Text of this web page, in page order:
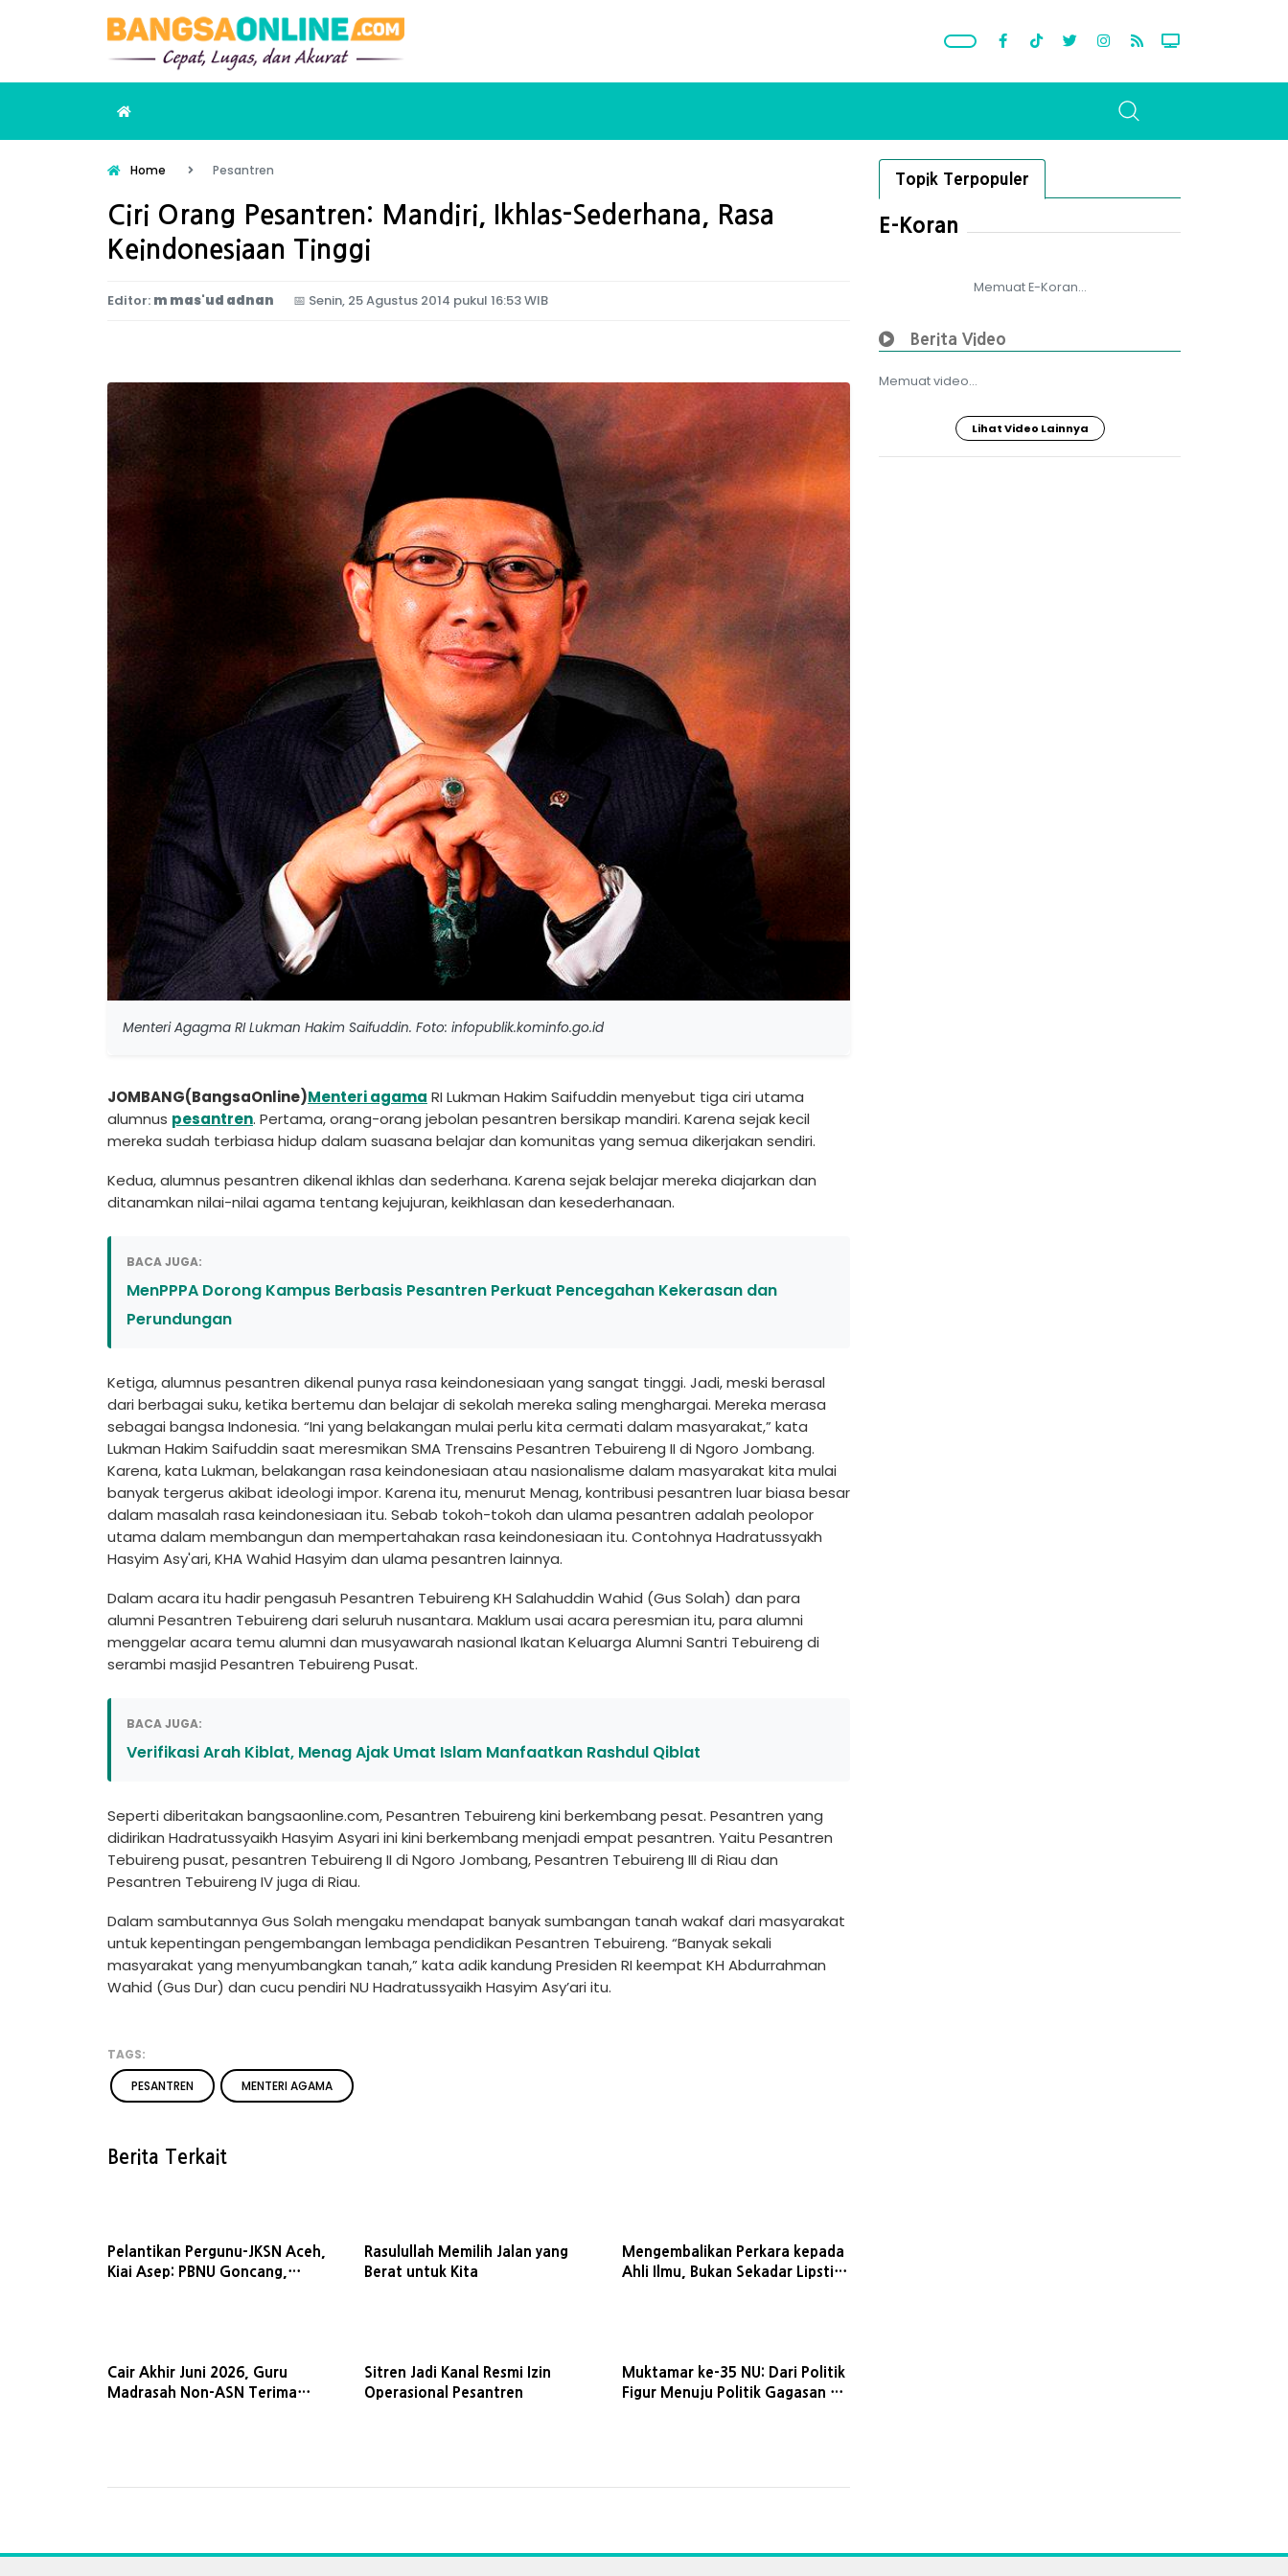
Home Pesantren
Ciri Orang Pesantren: Mandiri, Ikhlas-Sederhana, Rasa
Keindonesiaan Tinggi
Editor: m mas'ud adnan 📅 Senin, 25 Agustus 2014 pukul 16:53 WIB
Menteri Agagma RI Lukman Hakim Saifuddin. Foto: infopublik.kominfo.go.id
JOMBANG(BangsaOnline)Menteri agama RI Lukman Hakim Saifuddin menyebut tiga ciri utama
alumnus pesantren. Pertama, orang-orang jebolan pesantren bersikap mandiri. Karena sejak kecil
mereka sudah terbiasa hidup dalam suasana belajar dan komunitas yang semua dikerjakan sendiri.
Kedua, alumnus pesantren dikenal ikhlas dan sederhana. Karena sejak belajar mereka diajarkan dan
ditanamkan nilai-nilai agama tentang kejujuran, keikhlasan dan kesederhanaan.
BACA JUGA:
MenPPPA Dorong Kampus Berbasis Pesantren Perkuat Pencegahan Kekerasan dan
Perundungan
Ketiga, alumnus pesantren dikenal punya rasa keindonesiaan yang sangat tinggi. Jadi, meski berasal
dari berbagai suku, ketika bertemu dan belajar di sekolah mereka saling menghargai. Mereka merasa
sebagai bangsa Indonesia. “Ini yang belakangan mulai perlu kita cermati dalam masyarakat,” kata
Lukman Hakim Saifuddin saat meresmikan SMA Trensains Pesantren Tebuireng II di Ngoro Jombang.
Karena, kata Lukman, belakangan rasa keindonesiaan atau nasionalisme dalam masyarakat kita mulai
banyak tergerus akibat ideologi impor. Karena itu, menurut Menag, kontribusi pesantren luar biasa besar
dalam masalah rasa keindonesiaan itu. Sebab tokoh-tokoh dan ulama pesantren adalah peolopor
utama dalam membangun dan mempertahakan rasa keindonesiaan itu. Contohnya Hadratussyakh
Hasyim Asy'ari, KHA Wahid Hasyim dan ulama pesantren lainnya.
Dalam acara itu hadir pengasuh Pesantren Tebuireng KH Salahuddin Wahid (Gus Solah) dan para
alumni Pesantren Tebuireng dari seluruh nusantara. Maklum usai acara peresmian itu, para alumni
menggelar acara temu alumni dan musyawarah nasional Ikatan Keluarga Alumni Santri Tebuireng di
serambi masjid Pesantren Tebuireng Pusat.
BACA JUGA:
Verifikasi Arah Kiblat, Menag Ajak Umat Islam Manfaatkan Rashdul Qiblat
Seperti diberitakan bangsaonline.com, Pesantren Tebuireng kini berkembang pesat. Pesantren yang
didirikan Hadratussyaikh Hasyim Asyari ini kini berkembang menjadi empat pesantren. Yaitu Pesantren
Tebuireng pusat, pesantren Tebuireng II di Ngoro Jombang, Pesantren Tebuireng III di Riau dan
Pesantren Tebuireng IV juga di Riau.
Dalam sambutannya Gus Solah mengaku mendapat banyak sumbangan tanah wakaf dari masyarakat
untuk kepentingan pengembangan lembaga pendidikan Pesantren Tebuireng. “Banyak sekali
masyarakat yang menyumbangkan tanah,” kata adik kandung Presiden RI keempat KH Abdurrahman
Wahid (Gus Dur) dan cucu pendiri NU Hadratussyaikh Hasyim Asy’ari itu.
TAGS:
PESANTREN
MENTERI AGAMA
Berita Terkait
Pelantikan Pergunu-JKSN Aceh,
Kiai Asep: PBNU Goncang,
Rasulullah Memilih Jalan yang
Berat untuk Kita
Mengembalikan Perkara kepada
Ahli Ilmu, Bukan Sekadar Lipstik
Cair Akhir Juni 2026, Guru
Madrasah Non-ASN Terima
Sitren Jadi Kanal Resmi Izin
Operasional Pesantren
Muktamar ke-35 NU: Dari Politik
Figur Menuju Politik Gagasan di
Topik Terpopuler
E-Koran
Memuat E-Koran...
Berita Video
Memuat video...
Lihat Video Lainnya